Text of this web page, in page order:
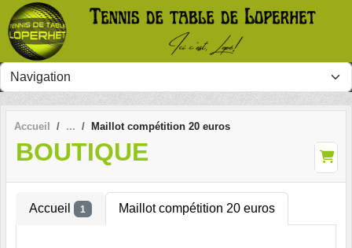
Accueil Maillot compétition 20 euros
BOUTIQUE
Accueil 1 Maillot compétition 20 euros
Panneau de gestion des cookies